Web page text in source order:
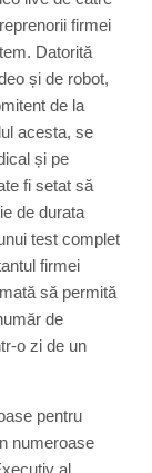
firmei
Datorită
și de robot,
de la
acesta, se
și pe
fi setat să
de durata
test complet
firmei
să permită
de
o zi de un
pentru
numeroase
al